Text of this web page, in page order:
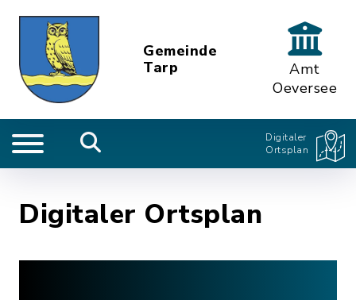
Gemeinde
Tarp
Amt
Oeversee
Digitaler
Ortsplan
Digitaler Ortsplan